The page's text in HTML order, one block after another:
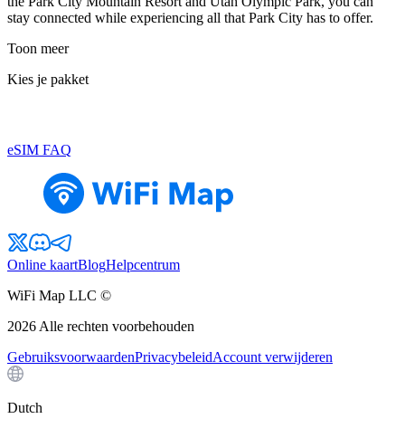
stay connected while experiencing all that Park City has to offer.
Toon meer
Kies je pakket
eSIM FAQ
Online kaartBlogHelpcentrum
WiFi Map LLC ©
2026 Alle rechten voorbehouden
GebruiksvoorwaardenPrivacybeleidAccount verwijderen
Dutch